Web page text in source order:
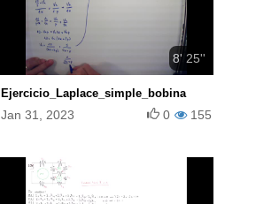
8' 25''
Ejercicio_Laplace_simple_bobina
Jan 31, 2023 155
0